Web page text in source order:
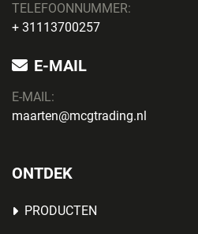
TELEFOONNUMMER:
+ 31113700257
E-MAIL
E-MAIL:
maarten@mcgtrading.nl
ONTDEK
PRODUCTEN